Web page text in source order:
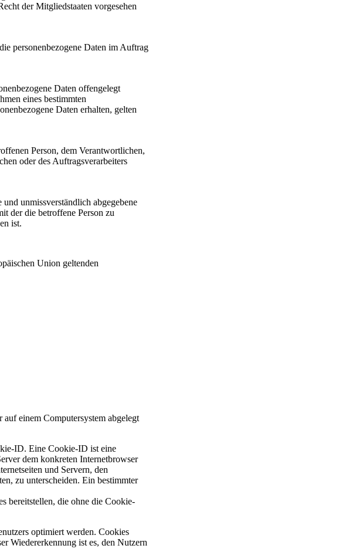
der Mitgliedstaaten vorgesehen
personenbezogene Daten im Auftrag
Daten offengelegt
eines bestimmten
Daten erhalten, gelten
Person, dem Verantwortlichen,
oder des Auftragsverarbeiters
unmissverständlich abgegebene
der die betroffene Person zu
ist.
Union geltenden
einem Computersystem abgelegt
ID. Eine Cookie-ID ist eine
dem konkreten Internetbrowser
und Servern, den
zu unterscheiden. Ein bestimmter
bereitstellen, die ohne die Cookie-
optimiert werden. Cookies
Wiedererkennung ist es, den Nutzern